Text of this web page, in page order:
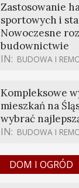
Zastosowanie
sportowych i
Nowoczesne
budownictwie
IN: BUDOWA I
Kompleksowe
mieszkań na
wybrać
IN: BUDOWA I
DOM I OGRÓD